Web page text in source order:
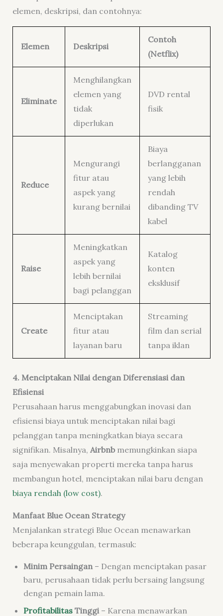
elemen, deskripsi, dan contohnya:
Elemen Deskripsi
Contoh
(Netflix)
Eliminate
Menghilangkan
elemen yang
tidak
diperlukan
DVD rental
fisik
Reduce
Mengurangi
fitur atau
aspek yang
kurang bernilai
Biaya
berlangganan
yang lebih
rendah
dibanding TV
kabel
Raise
Meningkatkan
aspek yang
lebih bernilai
bagi pelanggan
Katalog
konten
eksklusif
Create
Menciptakan
fitur atau
layanan baru
Streaming
film dan serial
tanpa iklan
4. Menciptakan Nilai dengan Diferensiasi dan
Efisiensi
Perusahaan harus menggabungkan inovasi dan
efisiensi biaya untuk menciptakan nilai bagi
pelanggan tanpa meningkatkan biaya secara
signifikan. Misalnya, Airbnbmemungkinkan siapa
saja menyewakan properti mereka tanpa harus
membangun hotel, menciptakan nilai baru dengan
biaya rendah (low cost).
Manfaat Blue Ocean Strategy
Menjalankan strategi Blue Ocean menawarkan
beberapa keunggulan, termasuk:
Minim Persaingan– Dengan menciptakan pasar
baru, perusahaan tidak perlu bersaing langsung
dengan pemain lama.
ProfitabilitasTinggi– Karena menawarkan